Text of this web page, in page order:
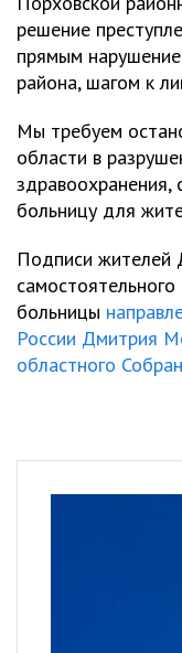
решение
прямым
района, шагом к
Мы требуем
области в
больницу для
Подписи жителей
больницы
России Дмитрия
областного